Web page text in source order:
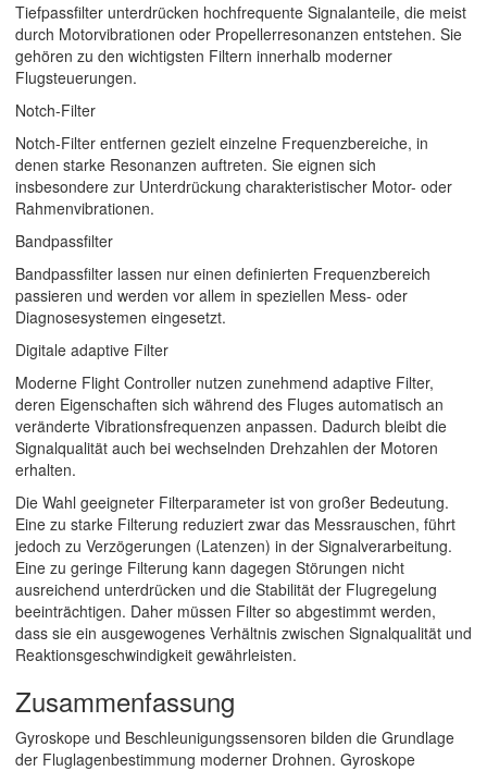
Tiefpassfilter unterdrücken hochfrequente Signalanteile, die meist
durch Motorvibrationen oder Propellerresonanzen entstehen. Sie
gehören zu den wichtigsten Filtern innerhalb moderner
Flugsteuerungen.
Notch-Filter
Notch-Filter entfernen gezielt einzelne Frequenzbereiche, in
denen starke Resonanzen auftreten. Sie eignen sich
insbesondere zur Unterdrückung charakteristischer Motor- oder
Rahmenvibrationen.
Bandpassfilter
Bandpassfilter lassen nur einen definierten Frequenzbereich
passieren und werden vor allem in speziellen Mess- oder
Diagnosesystemen eingesetzt.
Digitale adaptive Filter
Moderne Flight Controller nutzen zunehmend adaptive Filter,
deren Eigenschaften sich während des Fluges automatisch an
veränderte Vibrationsfrequenzen anpassen. Dadurch bleibt die
Signalqualität auch bei wechselnden Drehzahlen der Motoren
erhalten.
Die Wahl geeigneter Filterparameter ist von großer Bedeutung.
Eine zu starke Filterung reduziert zwar das Messrauschen, führt
jedoch zu Verzögerungen (Latenzen) in der Signalverarbeitung.
Eine zu geringe Filterung kann dagegen Störungen nicht
ausreichend unterdrücken und die Stabilität der Flugregelung
beeinträchtigen. Daher müssen Filter so abgestimmt werden,
dass sie ein ausgewogenes Verhältnis zwischen Signalqualität und
Reaktionsgeschwindigkeit gewährleisten.
Zusammenfassung
Gyroskope und Beschleunigungssensoren bilden die Grundlage
der Fluglagenbestimmung moderner Drohnen. Gyroskope